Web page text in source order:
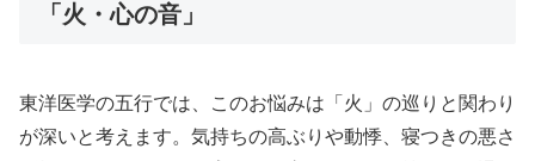
「火・心の音」
東洋医学の五行では、このお悩みは「火」の巡りと関わり
が深いと考えます。気持ちの高ぶりや動悸、寝つきの悪さ